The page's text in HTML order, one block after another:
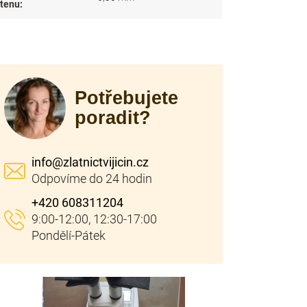
:
Potřebujete
poradit?
info@zlatnictvijicin.cz
+420 608311204